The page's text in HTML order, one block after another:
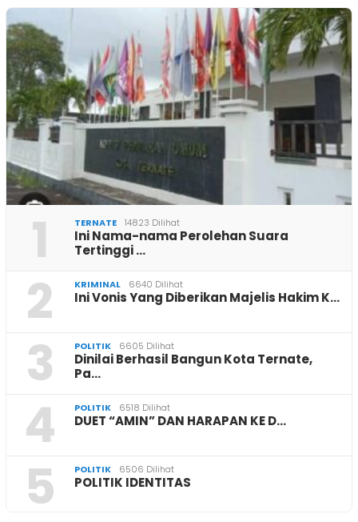
1 TERNATE 14823 Dilihat
Ini Nama-nama Perolehan Suara
Tertinggi …
2 KRIMINAL 6640 Dilihat
Ini Vonis Yang Diberikan Majelis Hakim K…
3 POLITIK 6605 Dilihat
Dinilai Berhasil Bangun Kota Ternate,
Pa…
4 POLITIK 6518 Dilihat
DUET “AMIN” DAN HARAPAN KE D…
5 POLITIK 6506 Dilihat
POLITIK IDENTITAS